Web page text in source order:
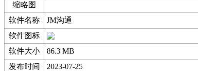
缩略图
软件名称
JM沟通
软件图标
软件大小
86.3 MB
发布时间
2023-07-25